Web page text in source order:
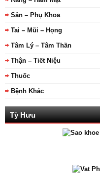
Sản – Phụ Khoa
Tai – Mũi – Họng
Tâm Lý – Tâm Thần
Thận – Tiết Niệu
Thuốc
Bệnh Khác
Tỳ Hưu